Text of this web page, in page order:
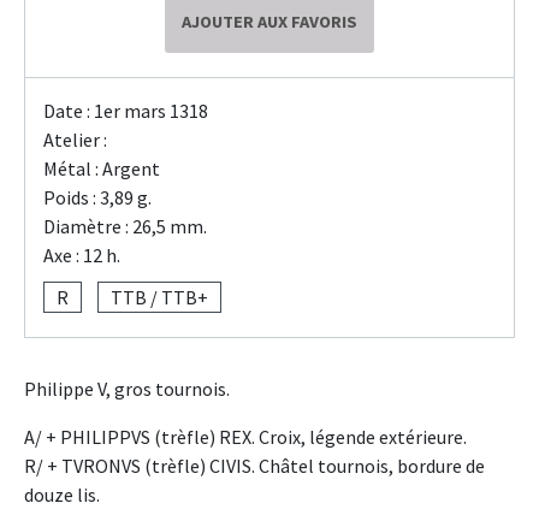
AJOUTER AUX FAVORIS
Date : 1er mars 1318
Atelier :
Métal : Argent
Poids : 3,89 g.
Diamètre : 26,5 mm.
Axe : 12 h.
R
TTB / TTB+
Philippe V, gros tournois.
A/ + PHILIPPVS (trèfle) REX. Croix, légende extérieure.
R/ + TVRONVS (trèfle) CIVIS. Châtel tournois, bordure de
douze lis.